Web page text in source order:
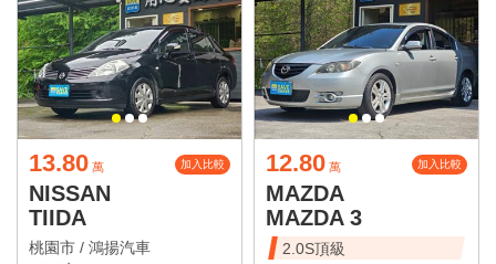
13.80 萬 加入比較
NISSAN
TIIDA
桃園市 / 鴻揚汽車
12.80 萬 加入比較
MAZDA
MAZDA 3
2.0S頂級